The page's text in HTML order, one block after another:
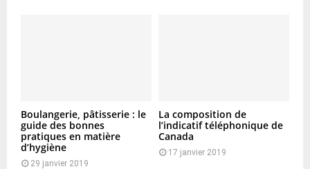
Boulangerie, pâtisserie : le
guide des bonnes
pratiques en matière
d’hygiène
29 janvier 2019
La composition de
l’indicatif téléphonique de
Canada
17 janvier 2019